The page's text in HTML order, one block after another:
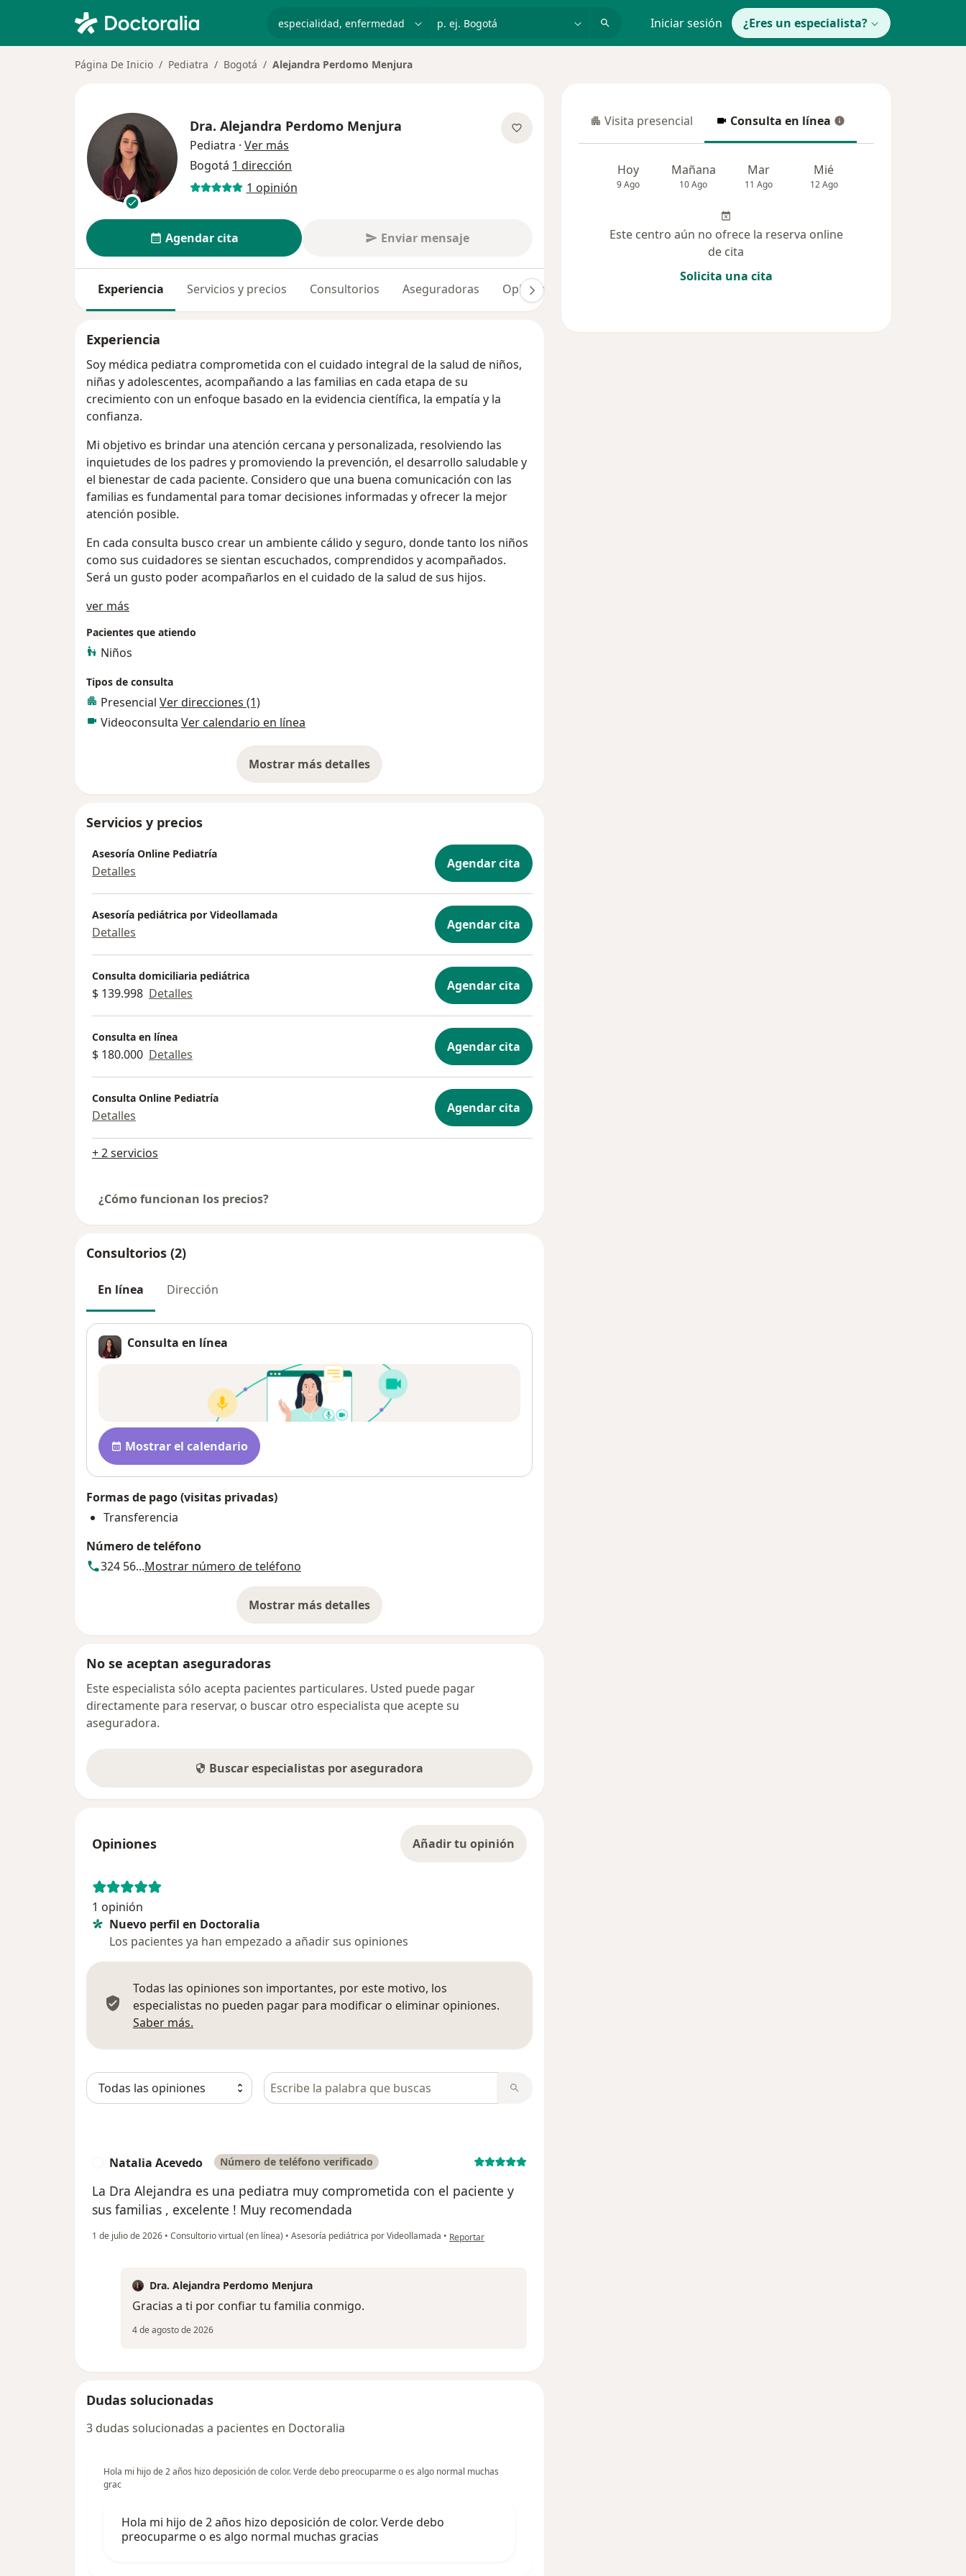
p. ej. Bogotá Iniciar sesión ¿Eres un especialista?
Página De Inicio Pediatra Bogotá Alejandra Perdomo Menjura
Dra. Alejandra Perdomo Menjura
Pediatra · Ver más
Bogotá 1 dirección
1 opinión
Agendar cita Enviar mensaje
Experiencia Servicios y precios Consultorios Aseguradoras Opiniones (1)
Experiencia
Soy médica pediatra comprometida con el cuidado integral de la salud de niños,
niñas y adolescentes, acompañando a las familias en cada etapa de su
crecimiento con un enfoque basado en la evidencia científica, la empatía y la
confianza.
Mi objetivo es brindar una atención cercana y personalizada, resolviendo las
inquietudes de los padres y promoviendo la prevención, el desarrollo saludable y
el bienestar de cada paciente. Considero que una buena comunicación con las
familias es fundamental para tomar decisiones informadas y ofrecer la mejor
atención posible.
En cada consulta busco crear un ambiente cálido y seguro, donde tanto los niños
como sus cuidadores se sientan escuchados, comprendidos y acompañados.
Será un gusto poder acompañarlos en el cuidado de la salud de sus hijos.
ver más
Pacientes que atiendo
Niños
Tipos de consulta
Presencial Ver direcciones (1)
Videoconsulta Ver calendario en línea
Mostrar más detalles
sobre la experiencia
Servicios y precios
Asesoría Online Pediatría
Detalles Agendar cita
Asesoría pediátrica por Videollamada
Detalles Agendar cita
Consulta domiciliaria pediátrica
$ 139.998 Detalles Agendar cita
Consulta en línea
$ 180.000 Detalles Agendar cita
Consulta Online Pediatría
Detalles Agendar cita
+ 2 servicios
¿Cómo funcionan los precios?
Consultorios (2)
En línea Dirección
Consulta en línea
Disponibilidad
Mostrar el calendario
Formas de pago (visitas privadas)
Transferencia
Número de teléfono
324 56...Mostrar número de teléfono
Mostrar más detalles
sobre la dirección
No se aceptan aseguradoras
Este especialista sólo acepta pacientes particulares. Usted puede pagar
directamente para reservar, o buscar otro especialista que acepte su
aseguradora.
Buscar especialistas por aseguradora
Opiniones Añadir tu opinión
1 opinión
Nuevo perfil en Doctoralia
Los pacientes ya han empezado a añadir sus opiniones
Todas las opiniones son importantes, por este motivo, los
especialistas no pueden pagar para modificar o eliminar opiniones.
Saber más.
Busca en opiniones
Natalia Acevedo Número de teléfono verificado
La Dra Alejandra es una pediatra muy comprometida con el paciente y
sus familias , excelente ! Muy recomendada
1 de julio de 2026 • Consultorio virtual (en línea) • Asesoría pediátrica por Videollamada • en opinión del usuario Natalia Acevedo
Reportar
Dra. Alejandra Perdomo Menjura
Gracias a ti por confiar tu familia conmigo.
4 de agosto de 2026
Dudas solucionadas
3 dudas solucionadas a pacientes en Doctoralia
Hola mi hijo de 2 años hizo deposición de color. Verde debo preocuparme o es algo normal muchas
grac
Hola mi hijo de 2 años hizo deposición de color. Verde debo
preocuparme o es algo normal muchas gracias
Visita presencial
Visita presencial Consulta en línea
Consulta en línea
Hoy
9 Ago
Mañana
10 Ago
Mar
11 Ago
Mié
12 Ago
Este centro aún no ofrece la reserva online
de cita
Solicita una cita